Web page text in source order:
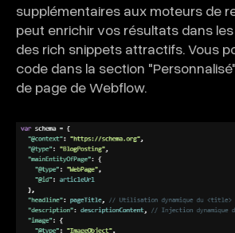
supplémentaires aux moteurs de
peut enrichir vos résultats dans les
des rich snippets attractifs. Vous
code dans la section
de page de Webflow.